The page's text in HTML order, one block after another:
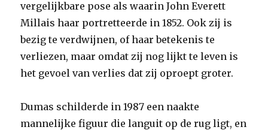
vergelijkbare pose als waarin John Everett
Millais haar portretteerde in 1852. Ook zij is
bezig te verdwijnen, of haar betekenis te
verliezen, maar omdat zij nog lijkt te leven is
het gevoel van verlies dat zij oproept groter.
Dumas schilderde in 1987 een naakte
mannelijke figuur die languit op de rug ligt, en